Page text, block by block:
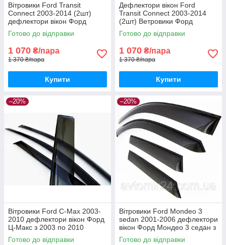
Вітровики Ford Transit
Connect 2003-2014 (2шт)
дефлектори вікон Форд
Транзіт Коннект (передні
2шт)
Готово до відправки
1 070 ₴/пара
1 370 ₴/пара
Купити
Дефлектори вікон Ford
Transit Connect 2003-2014
(2шт) Ветровики Форд
Транзит Коннект дефлектори
(2шт)
Готово до відправки
1 070 ₴/пара
1 370 ₴/пара
Купити
–20%
Вітровики Ford C-Max 2003-
2010 дефлектори вікон Форд
Ц-Макс з 2003 по 2010
(комплект 4шт)
Готово до відправки
–20%
Вітровики Ford Mondeo 3
sedan 2001-2006 дефлектори
вікон Форд Мондео 3 седан з
2001 (комплект 4шт)
Готово до відправки